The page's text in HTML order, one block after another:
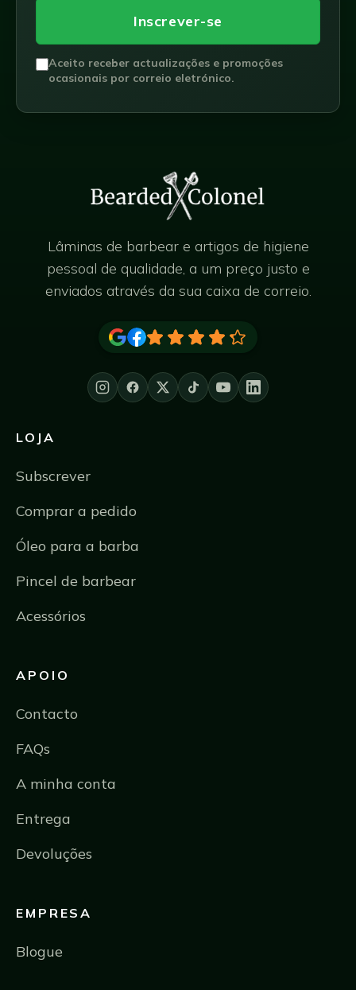
Inscrever-se
Aceito receber actualizações e promoções
ocasionais por correio eletrónico.
Lâminas de barbear e artigos de higiene
pessoal de qualidade, a um preço justo e
enviados através da sua caixa de correio.
LOJA
Subscrever
Comprar a pedido
Óleo para a barba
Pincel de barbear
Acessórios
APOIO
Contacto
FAQs
A minha conta
Entrega
Devoluções
EMPRESA
Blogue